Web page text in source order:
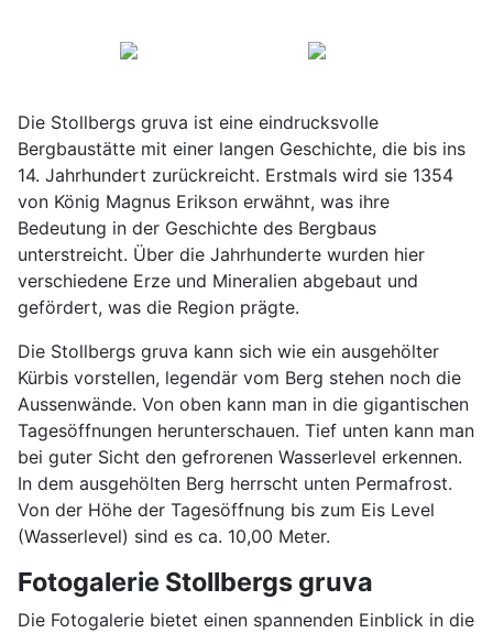
Die Stollbergs gruva ist eine eindrucksvolle
Bergbaustätte mit einer langen Geschichte, die bis ins
14. Jahrhundert zurückreicht. Erstmals wird sie 1354
von König Magnus Erikson erwähnt, was ihre
Bedeutung in der Geschichte des Bergbaus
unterstreicht. Über die Jahrhunderte wurden hier
verschiedene Erze und Mineralien abgebaut und
gefördert, was die Region prägte.
Die Stollbergs gruva kann sich wie ein ausgehölter
Kürbis vorstellen, legendär vom Berg stehen noch die
Aussenwände. Von oben kann man in die gigantischen
Tagesöffnungen herunterschauen. Tief unten kann man
bei guter Sicht den gefrorenen Wasserlevel erkennen.
In dem ausgehölten Berg herrscht unten Permafrost.
Von der Höhe der Tagesöffnung bis zum Eis Level
(Wasserlevel) sind es ca. 10,00 Meter.
Fotogalerie Stollbergs gruva
Die Fotogalerie bietet einen spannenden Einblick in die